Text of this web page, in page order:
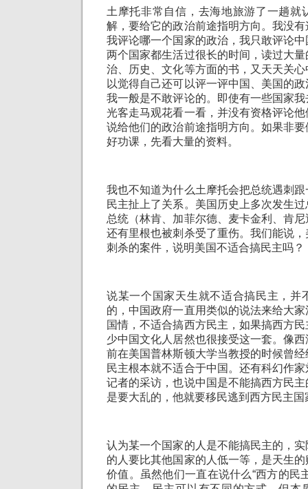
土摩托非常自信，去海地旅游了一趟就
解，要给它的政治前途指明方向。我没
我评论哪一个国家的政治，我只敢评论
两个国家都生活过很长的时间，读过大
治、历史、文化等方面的书，又天天关
以觉得自己还可以评一评中国、美国的
我一般是不敢评论的。即使有一些国家
光客走马观花看一看，并没有资格评论
说给他们的政治前途指明方向。如果非
好功课，先看大量的资料。
我也不知道为什么土摩托会把总统遇刺
民主扯上了关系。美国历史上多次发生
总统（林肯、加菲尔德、麦卡金利、肯
还有里根也被刺杀受了重伤。我们能说
刺杀的案件，说明美国不适合搞民主吗？
说某一个国家天生就不适合搞民主，并
的，中国政府一直用类似的说法来给大
国情，不适合搞西方民主，如果搞西方
少中国文化人居然也很接受这一套。像
前在美国普林斯顿大学当教授的时候曾
民主根本就不适合于中国。还有科幻作
记者的采访，也说中国是不能搞西方民
是要大乱的，他就要移民逃到西方民主国
认为某一个国家的人是不能搞民主的，
的人要比其他国家的人低一等，是天生
价值。虽然他们一直在说什么“西方的民